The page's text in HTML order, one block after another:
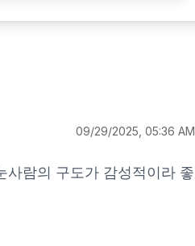
09/29/2025, 05:36 AM
사람의 구도가 감성적이라 좋